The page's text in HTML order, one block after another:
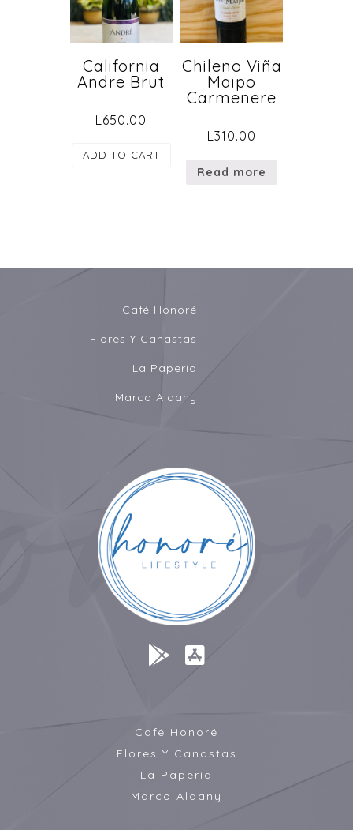
California
Andre Brut
L650.00
ADD TO CART
Chileno Viña
Maipo
Carmenere
L310.00
Read more
Café Honoré
Flores Y Canastas
La Papería
Marco Aldany
Café Honoré
Flores Y Canastas
La Papería
Marco Aldany